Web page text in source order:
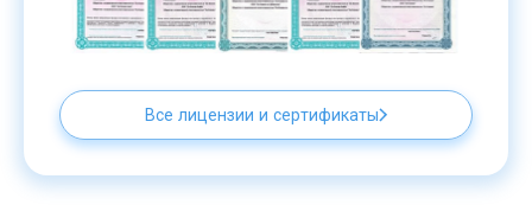
Все лицензии и сертификаты